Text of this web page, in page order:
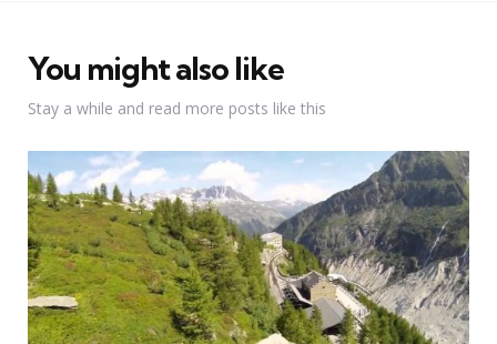
You might also like
Stay a while and read more posts like this